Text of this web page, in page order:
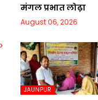
मंगल प्रभात लोढ़ा
August 06, 2026
JAUNPUR